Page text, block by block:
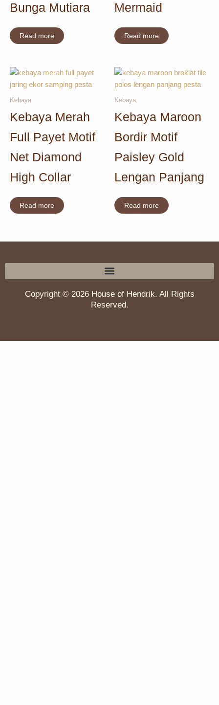
Bunga Mutiara
Read more
Mermaid
Read more
Kebaya
Kebaya Merah
Full Payet Motif
Net Diamond
High Collar
Read more
Kebaya
Kebaya Maroon
Bordir Motif
Paisley Gold
Lengan Panjang
Read more
Copyright © 2026 House of Hendrik. All Rights
Reserved.